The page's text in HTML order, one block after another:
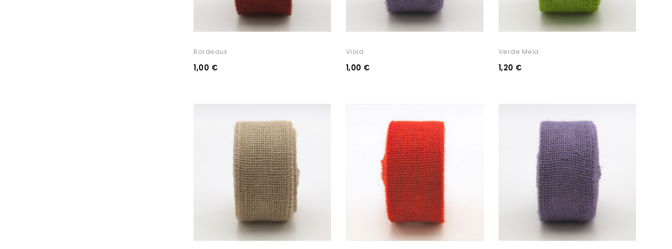
Bordeaux
1,00 €
Viola
1,00 €
Verde Mela
1,20 €